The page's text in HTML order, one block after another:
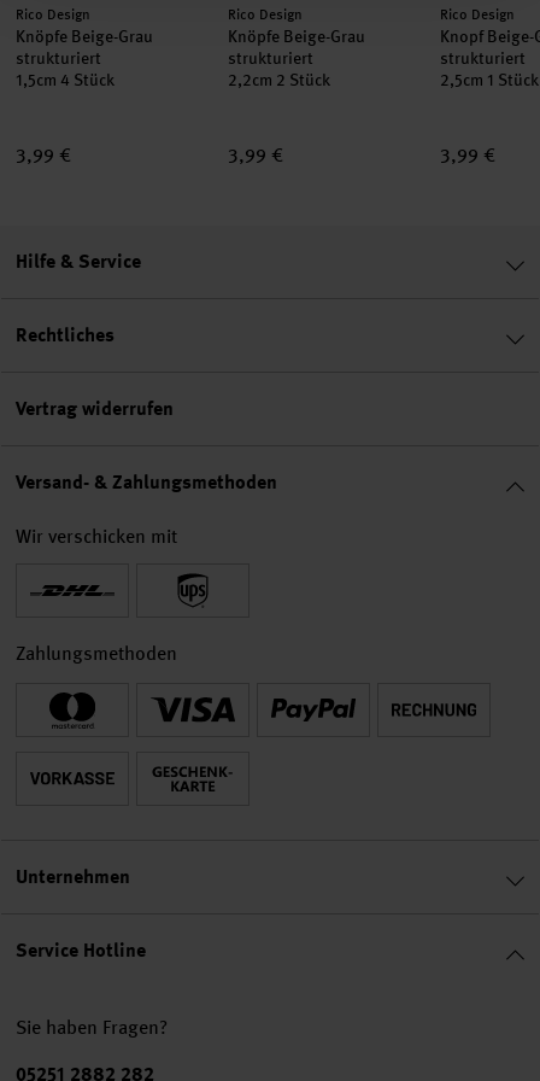
Hersteller:
Rico Design
Knöpfe Beige-Grau
strukturiert
1,5cm 4 Stück
3,99 €
Hersteller:
Rico Design
Knöpfe Beige-Grau
strukturiert
2,2cm 2 Stück
3,99 €
Hersteller:
Rico Design
Knopf Beige-
strukturiert
2,5cm 1 Stück
3,99 €
Service Hotline
Sie haben Fragen?
Telefonnummer
05251 2882 282
Hilfe & Service
Rechtliches
Vertrag widerrufen
Versand- & Zahlungsmethoden
Wir verschicken mit
Zahlungsmethoden
Unternehmen